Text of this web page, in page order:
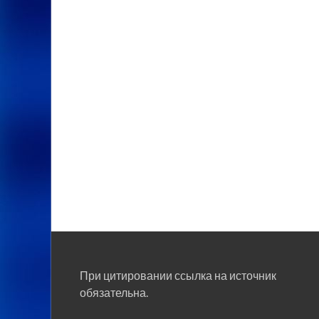
При цитировании ссылка на источник
обязательна.